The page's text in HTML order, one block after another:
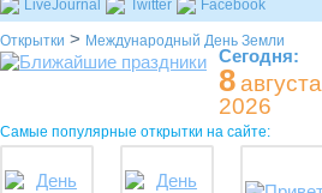
LiveJournal Twitter Facebook
Открытки > Международный День Земли
Сегодня:
8августа
2026
Самые популярные открытки на сайте: